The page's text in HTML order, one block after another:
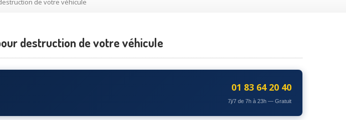
de votre véhicule
destruction de votre véhicule
01 83 64 20 40
7j/7 de 7h à 23h — Gratuit